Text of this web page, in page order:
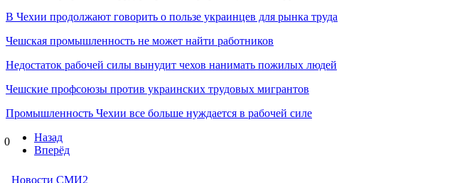
В Чехии продолжают говорить о пользе украинцев для рынка труда
Чешская промышленность не может найти работников
Недостаток рабочей силы вынудит чехов нанимать пожилых людей
Чешские профсоюзы против украинских трудовых мигрантов
Промышленность Чехии все больше нуждается в рабочей силе
0
Назад
Вперёд